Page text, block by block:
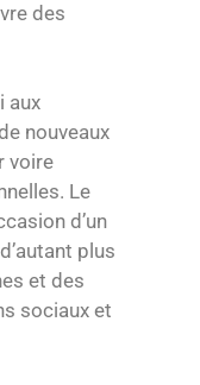
des
aux
nouveaux
voire
Le
d’un
plus
et des
sociaux et